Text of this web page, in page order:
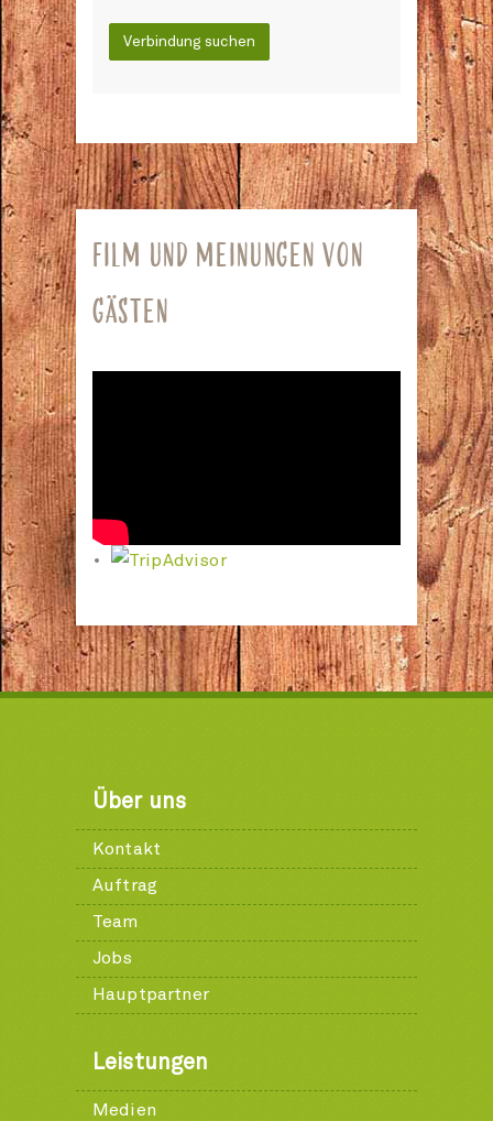
Verbindung suchen
FILM UND MEINUNGEN VON
GÄSTEN
Über uns
Kontakt
Auftrag
Team
Jobs
Hauptpartner
Leistungen
Medien